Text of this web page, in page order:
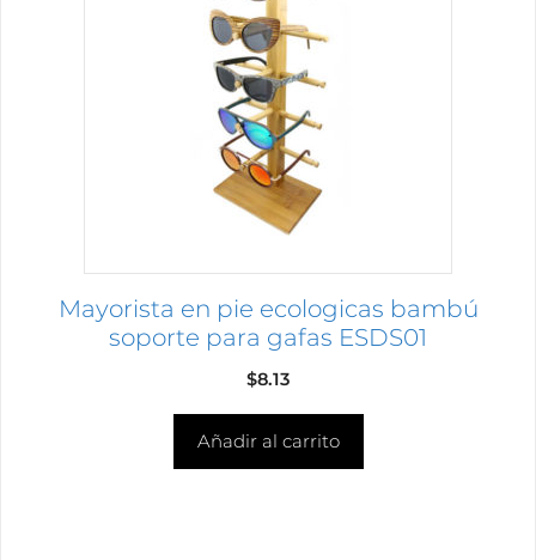
Mayorista en pie ecologicas bambú
soporte para gafas ESDS01
$8.13
Añadir al carrito